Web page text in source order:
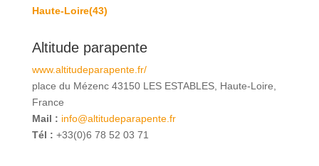
Haute-Loire(43)
Altitude parapente
www.altitudeparapente.fr/
place du Mézenc 43150 LES ESTABLES, Haute-Loire,
France
Mail : info@altitudeparapente.fr
Tél : +33(0)6 78 52 03 71